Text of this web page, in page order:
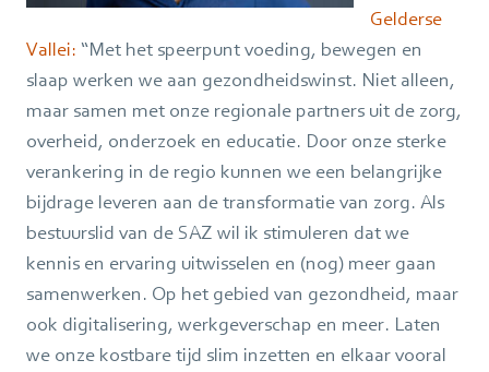
Gelderse
Vallei: “Met het speerpunt voeding, bewegen en
slaap werken we aan gezondheidswinst. Niet alleen,
maar samen met onze regionale partners uit de zorg,
overheid, onderzoek en educatie. Door onze sterke
verankering in de regio kunnen we een belangrijke
bijdrage leveren aan de transformatie van zorg. Als
bestuurslid van de SAZ wil ik stimuleren dat we
kennis en ervaring uitwisselen en (nog) meer gaan
samenwerken. Op het gebied van gezondheid, maar
ook digitalisering, werkgeverschap en meer. Laten
we onze kostbare tijd slim inzetten en elkaar vooral